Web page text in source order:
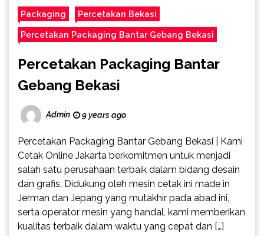
Packaging Percetakan Bekasi
Percetakan Packaging Bantar Gebang Bekasi
Percetakan Packaging Bantar
Gebang Bekasi
Admin 9 years ago
Percetakan Packaging Bantar Gebang Bekasi | Kami
Cetak Online Jakarta berkomitmen untuk menjadi
salah satu perusahaan terbaik dalam bidang desain
dan grafis. Didukung oleh mesin cetak ini made in
Jerman dan Jepang yang mutakhir pada abad ini,
serta operator mesin yang handal, kami memberikan
kualitas terbaik dalam waktu yang cepat dan […]